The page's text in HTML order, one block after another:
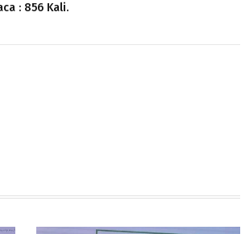
: 856 Kali.